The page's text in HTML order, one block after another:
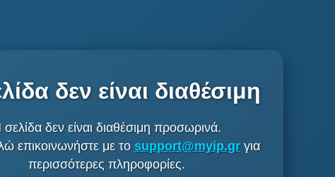
δεν είναι διαθέσιμη
σελίδα δεν είναι διαθέσιμη προσωρινά.
επικοινωνήστε με το support@myip.grγια
περισσότερες πληροφορίες.